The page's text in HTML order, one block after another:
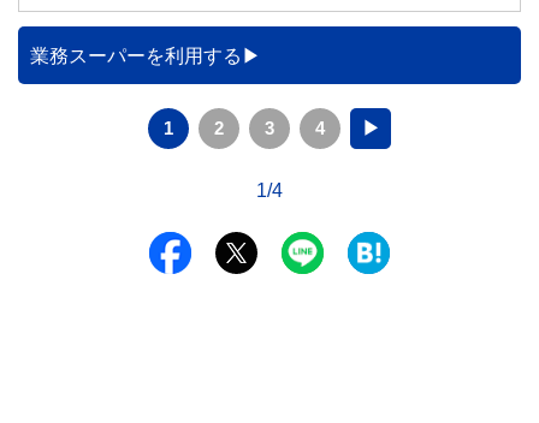
データをもとに、節約効果の目安と快適に過ごすためのポイ
ントを分かりやすく解説します。
業務スーパーを利用する
1 2 3 4 ▶
1/4